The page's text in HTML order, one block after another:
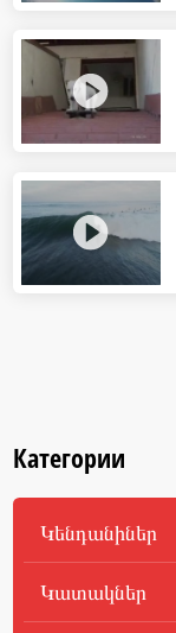
Категории
Կենդանիներ
Կատակներ